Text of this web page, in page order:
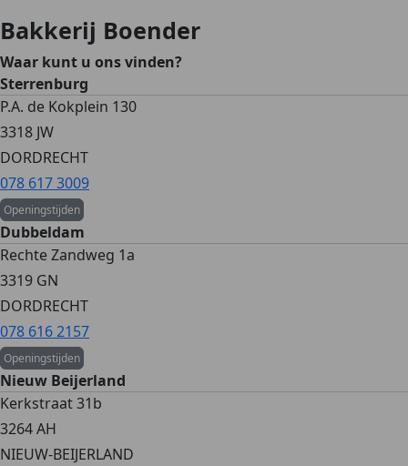
Bakkerij Boender
Waar kunt u ons vinden?
Sterrenburg
P.A. de Kokplein 130
3318 JW
DORDRECHT
078 617 3009
Openingstijden
Dubbeldam
Rechte Zandweg 1a
3319 GN
DORDRECHT
078 616 2157
Openingstijden
Nieuw Beijerland
Kerkstraat 31b
3264 AH
NIEUW-BEIJERLAND